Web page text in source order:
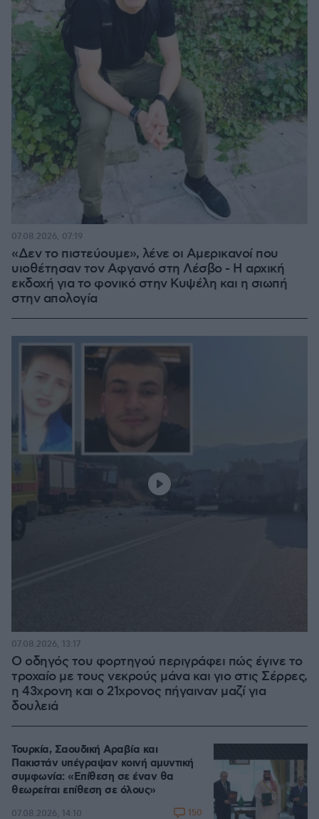
«Δεν το πιστεύουμε», λένε οι Αμερικανοί που
υιοθέτησαν τον Αφγανό στη Λέσβο - Η αρχική
εκδοχή για το φονικό στην Κυψέλη και η σιωπή
στην απολογία
07.08.2026, 07:19
Ο οδηγός του φορτηγού περιγράφει πώς έγινε το
τροχαίο με τους νεκρούς μάνα και γιο στις Σέρρες,
η 43χρονη και ο 21χρονος πήγαιναν μαζί για
δουλειά
07.08.2026, 13:17
Τουρκία, Σαουδική Αραβία και
Πακιστάν υπέγραψαν κοινή αμυντική
συμφωνία: «Επίθεση σε έναν θα
θεωρείται επίθεση σε όλους»
07.08.2026, 14:10 150